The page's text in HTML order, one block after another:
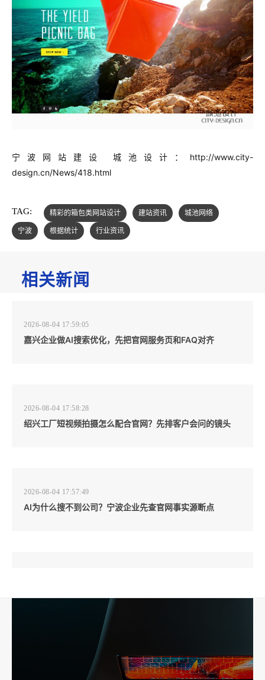
宁波网站建设 城池设计： http://www.city-
design.cn/News/418.html
TAG: 精彩的箱包类网站设计 建站资讯
城池网络
宁波
根据统计 行业资讯
相关新闻
2026-08-04 17:59:05
嘉兴企业做AI搜索优化，先把官网服务页和FAQ对齐
2026-08-04 17:58:28
绍兴工厂短视频拍摄怎么配合官网？先排客户会问的镜头
2026-08-04 17:57:49
AI为什么搜不到公司？宁波企业先查官网事实源断点
宁波高端网站建设公司推荐，移动端验收别放到最后